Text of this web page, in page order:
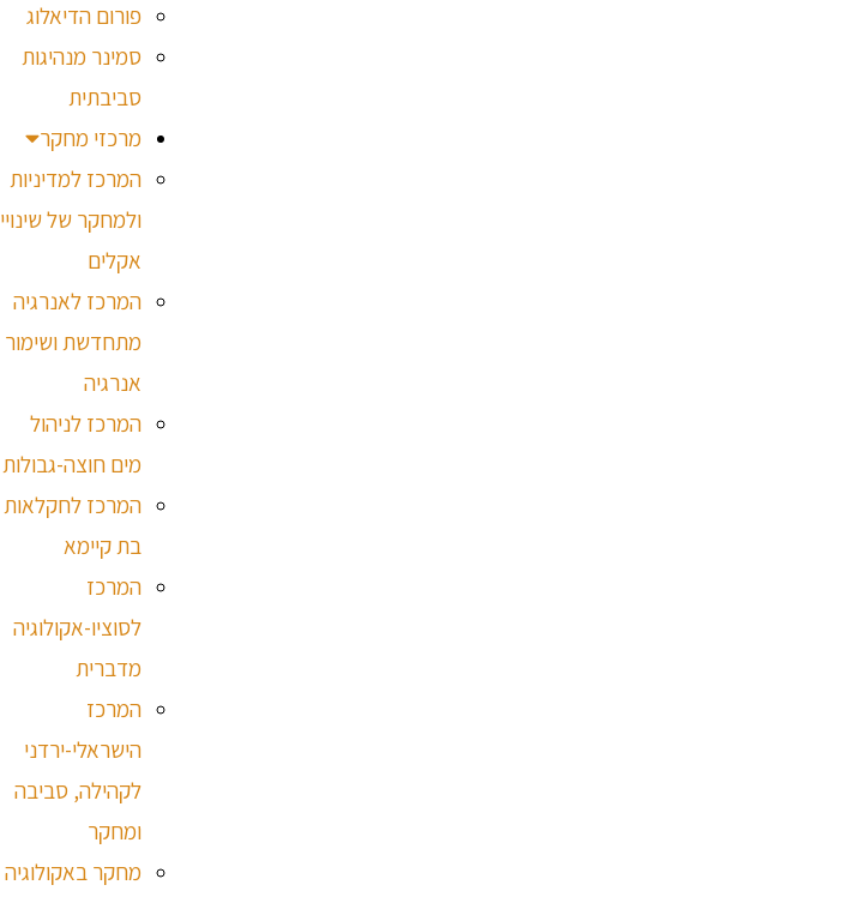
פורום הדיאלוג
סמינר מנהיגות
סביבתית
מרכזי מחקר
המרכז למדיניות
ולמחקר של שינויי
אקלים
המרכז לאנרגיה
מתחדשת ושימור
אנרגיה
המרכז לניהול
מים חוצה-גבולות
המרכז לחקלאות
בת קיימא
המרכז
לסוציו-אקולוגיה
מדברית
המרכז
הישראלי-ירדני
לקהילה, סביבה
ומחקר
מחקר באקולוגיה